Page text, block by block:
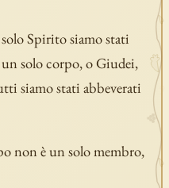
Spirito siamo stati
solo corpo, o Giudei,
siamo stati abbeverati
non è un solo membro,